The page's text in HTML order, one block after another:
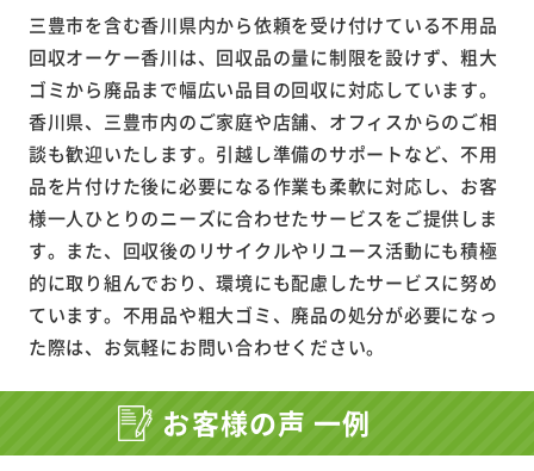
三豊市を含む香川県内から依頼を受け付けている不用品
回収オーケー香川は、回収品の量に制限を設けず、粗大
ゴミから廃品まで幅広い品目の回収に対応しています。
香川県、三豊市内のご家庭や店舗、オフィスからのご相
談も歓迎いたします。引越し準備のサポートなど、不用
品を片付けた後に必要になる作業も柔軟に対応し、お客
様一人ひとりのニーズに合わせたサービスをご提供しま
す。また、回収後のリサイクルやリユース活動にも積極
的に取り組んでおり、環境にも配慮したサービスに努め
ています。不用品や粗大ゴミ、廃品の処分が必要になっ
た際は、お気軽にお問い合わせください。
お客様の声 一例